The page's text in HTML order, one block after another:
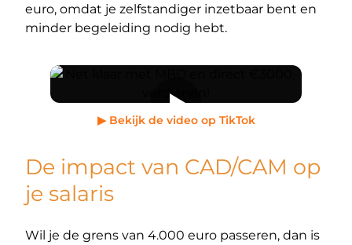
euro, omdat je zelfstandiger inzetbaar bent en
minder begeleiding nodig hebt.
▶ Bekijk de video op TikTok
De impact van CAD/CAM op
je salaris
Wil je de grens van 4.000 euro passeren, dan is